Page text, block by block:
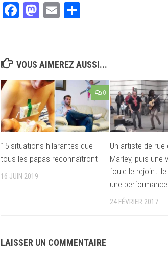
Facebook
Mastodon
Email
VOUS AIMEREZ AUSSI...
0
15 situations hilarantes que
tous les papas reconnaîtront
16 JUIN 2019
Un artiste de rue
Marley, puis une
foule le rejoint:
une
24 FÉVRIER 2017
LAISSER UN COMMENTAIRE